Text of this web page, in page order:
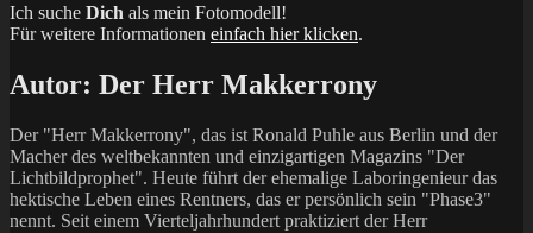
Ich suche Dich als mein Fotomodell!
Für weitere Informationen einfach hier klicken.
Autor: Der Herr Makkerrony
Der "Herr Makkerrony", das ist Ronald Puhle aus Berlin und der
Macher des weltbekannten und einzigartigen Magazins "Der
Lichtbildprophet". Heute führt der ehemalige Laboringenieur das
hektische Leben eines Rentners, das er persönlich sein "Phase3"
nennt. Seit einem Vierteljahrhundert praktiziert der Herr